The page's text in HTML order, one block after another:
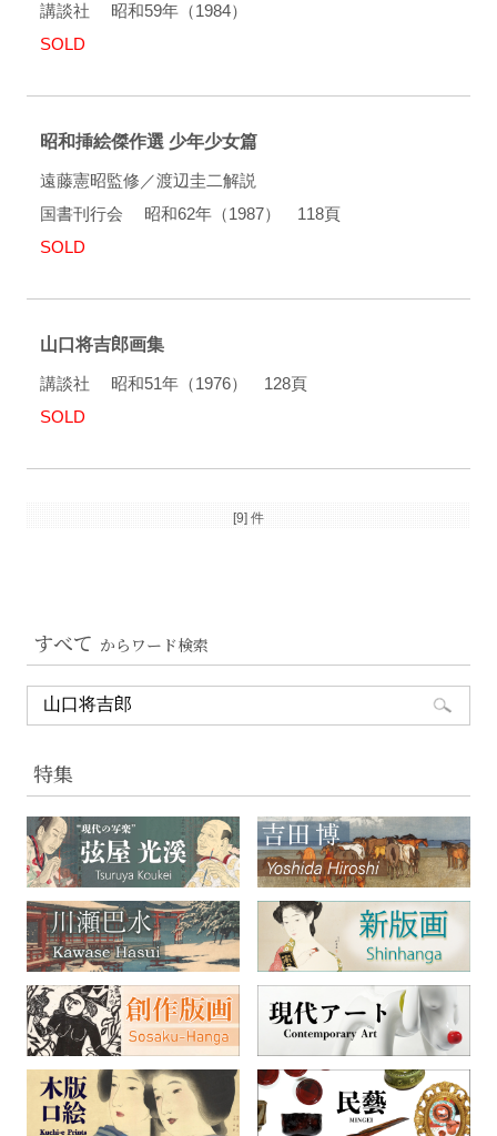
講談社 昭和59年（1984）
SOLD
昭和挿絵傑作選 少年少女篇
遠藤憲昭監修／渡辺圭二解説
国書刊行会 昭和62年（1987） 118頁
SOLD
山口将吉郎画集
講談社 昭和51年（1976） 128頁
SOLD
[9] 件
すべて からワード検索
特集